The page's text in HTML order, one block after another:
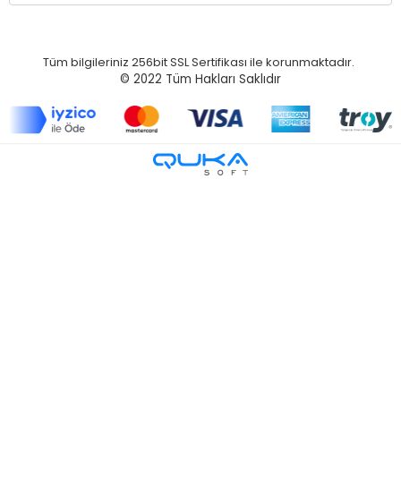
Tüm bilgileriniz 256bit SSL Sertifikası ile korunmaktadır.
© 2022 Tüm Hakları Saklıdır